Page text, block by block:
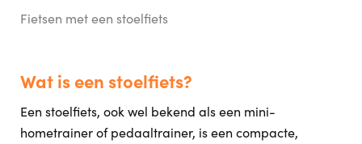
Fietsen met een stoelfiets
Wat is een stoelfiets?
Een stoelfiets, ook wel bekend als een mini-
hometrainer of pedaaltrainer, is een compacte,